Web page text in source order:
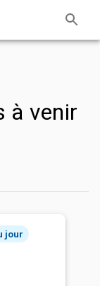
à venir
jour